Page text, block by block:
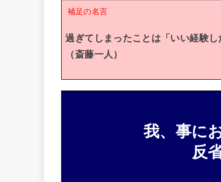
補足の名言
過ぎてしまったことは「いい経験
（斎藤一人）
我、事に
反